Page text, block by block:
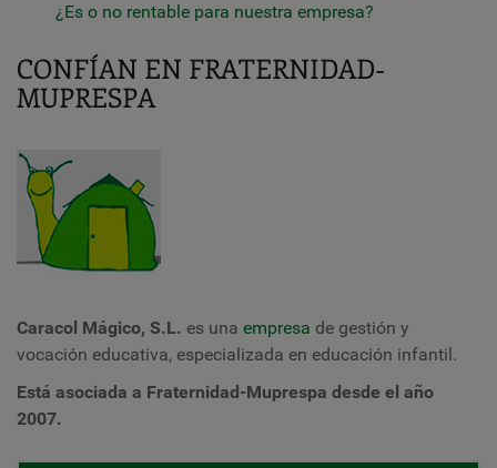
¿Es o no rentable para nuestra empresa?
CONFÍAN EN FRATERNIDAD-
MUPRESPA
Caracol Mágico, S.L. es una empresa de gestión y
vocación educativa, especializada en educación infantil.
Está asociada a Fraternidad-Muprespa desde el año
2007.